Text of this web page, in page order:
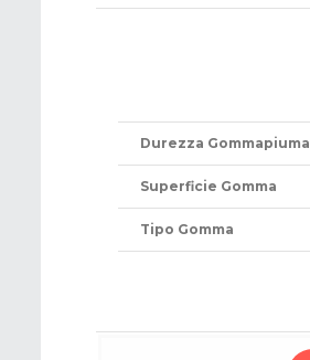
Durezza Gommapiuma
Superficie Gomma
Tipo Gomma